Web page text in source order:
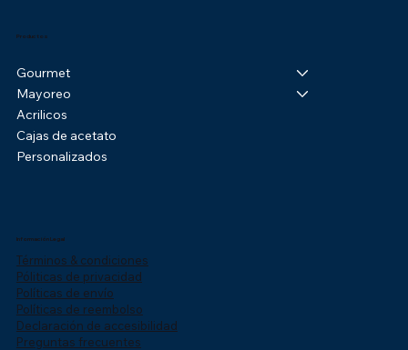
Productos
Gourmet
Mayoreo
Acrilicos
Cajas de acetato
Personalizados
Información Legal
Términos & condiciones
Póliticas de privacidad
Políticas de envío
Políticas de reembolso
Declaración de accesibilidad
Preguntas frecuentes